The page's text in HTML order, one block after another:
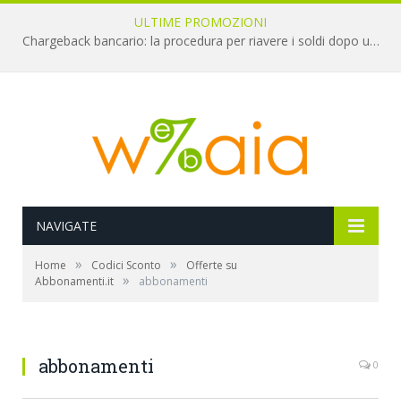
ULTIME PROMOZIONI
Chargeback bancario: la procedura per riavere i soldi dopo una truffa online
NAVIGATE
Home » Codici Sconto »
Offerte su
Abbonamenti.it » abbonamenti
abbonamenti 0